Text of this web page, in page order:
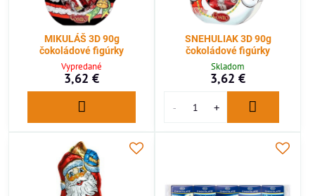
MIKULÁŠ 3D 90g
čokoládové figúrky
Vypredané
3,62 €
SNEHULIAK 3D 90g
čokoládové figúrky
Skladom
3,62 €